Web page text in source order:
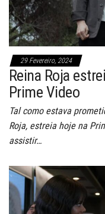
29 Fevereiro, 2024
Reina Roja
Prime Video
Tal como estava
Roja, estreia hoje na
assistir…